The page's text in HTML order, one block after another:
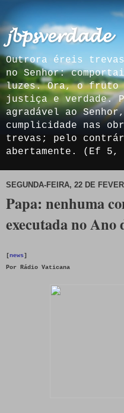
𝓳𝓫𝓹𝓼𝓿𝓮𝓻𝓭𝓪𝓭𝓮
Outrora éreis
no Senhor:
luzes. Ora, o fruto
justiça e verdade.
agradável ao
cumplicidade nas
trevas; pelo
abertamente. (Ef 5,
SEGUNDA-FEIRA, 22 DE
Papa: nenhuma
executada no
[news]
Por Rádio Vaticana